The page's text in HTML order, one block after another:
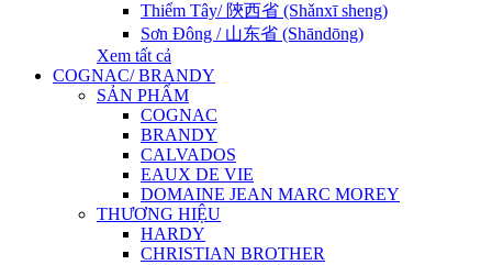
Thiểm Tây/ 陝西省 (Shǎnxī sheng)
Sơn Đông / 山东省 (Shāndōng)
Xem tất cả
COGNAC/ BRANDY
SẢN PHẨM
COGNAC
BRANDY
CALVADOS
EAUX DE VIE
DOMAINE JEAN MARC MOREY
THƯƠNG HIỆU
HARDY
CHRISTIAN BROTHER